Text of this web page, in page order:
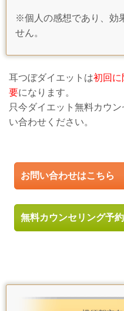
※個人の感想であり、効
せん。
耳つぼダイエットは初回に
要になります。
只今ダイエット無料カウ
い合わせください。
お問い合わせはこちら
無料カウンセリング予